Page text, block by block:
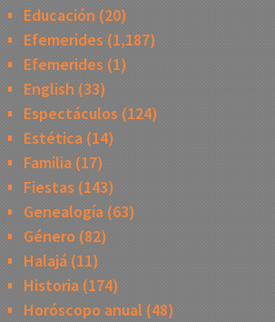
Educación (20)
Efemerides (1,187)
Efemerides (1)
English (33)
Espectáculos (124)
Estética(14)
Familia(17)
Fiestas (143)
Genealogía(63)
Género (82)
Halajá(11)
Historia(174)
Horóscopo anual (48)